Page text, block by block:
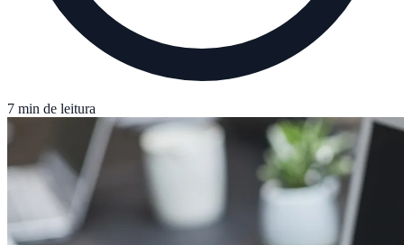
7 min de leitura